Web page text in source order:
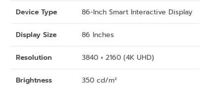
Device Type 86-Inch Smart Interactive Display
Display Size 86 Inches
Resolution 3840 × 2160 (4K UHD)
Brightness 350 cd/m²